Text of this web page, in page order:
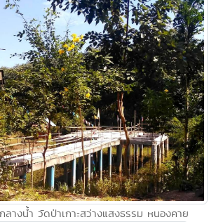
ลางน้ำ วัดป่าเกาะสว่างแสงธรรม หนองคาย